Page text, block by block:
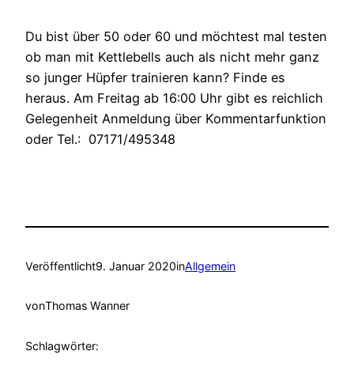
Du bist über 50 oder 60 und möchtest mal testen
ob man mit Kettlebells auch als nicht mehr ganz
so junger Hüpfer trainieren kann? Finde es
heraus. Am Freitag ab 16:00 Uhr gibt es reichlich
Gelegenheit Anmeldung über Kommentarfunktion
oder Tel.: 07171/495348
Veröffentlicht9. Januar 2020inAllgemein
vonThomas Wanner
Schlagwörter: